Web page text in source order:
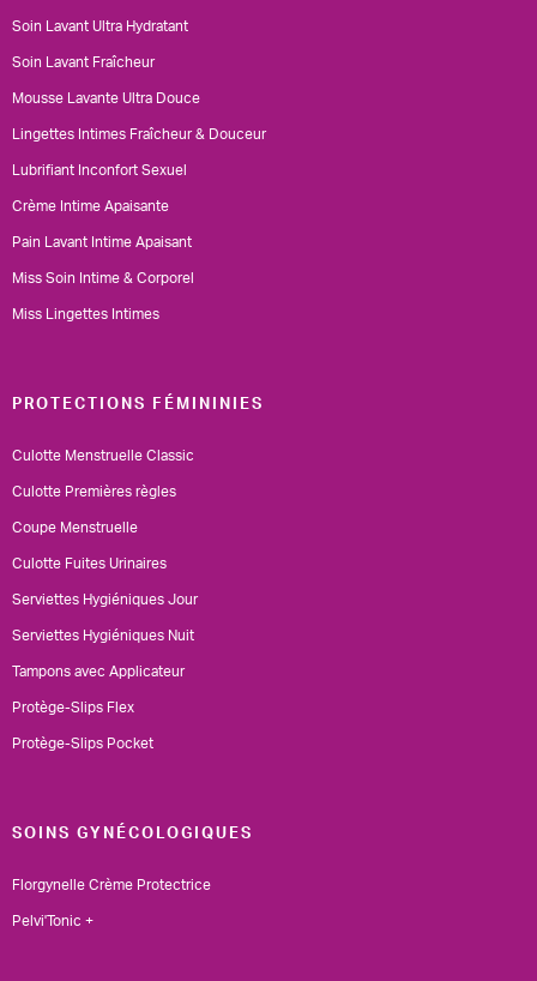
Soin Lavant Ultra Hydratant
Soin Lavant Fraîcheur
Mousse Lavante Ultra Douce
Lingettes Intimes Fraîcheur & Douceur
Lubrifiant Inconfort Sexuel
Crème Intime Apaisante
Pain Lavant Intime Apaisant
Miss Soin Intime & Corporel
Miss Lingettes Intimes
PROTECTIONS FÉMININIES
Culotte Menstruelle Classic
Culotte Premières règles
Coupe Menstruelle
Culotte Fuites Urinaires
Serviettes Hygiéniques Jour
Serviettes Hygiéniques Nuit
Tampons avec Applicateur
Protège-Slips Flex
Protège-Slips Pocket
SOINS GYNÉCOLOGIQUES
Florgynelle Crème Protectrice
Pelvi'Tonic +